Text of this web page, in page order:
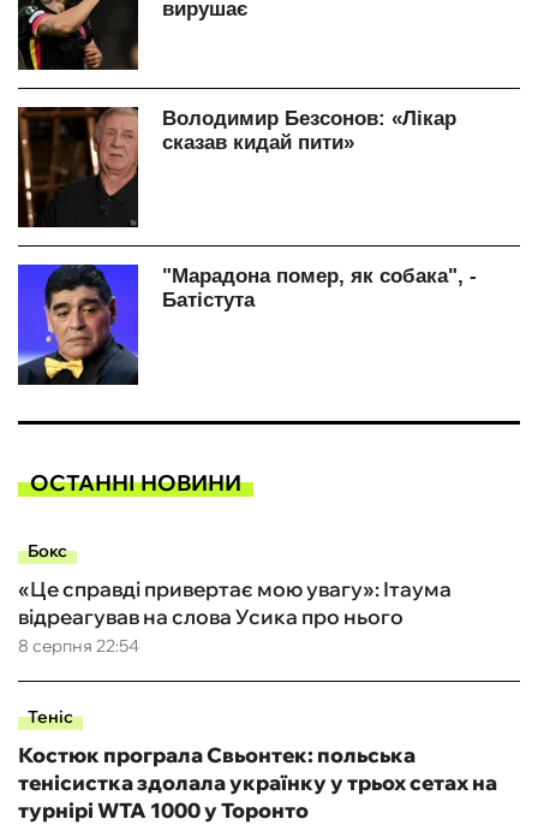
ОСТАННІ НОВИНИ
Бокс
8 серпня 22:54
«Це справді привертає мою увагу»: Ітаума
відреагував на слова Усика про нього
Теніс
Костюк програла Свьонтек: польська
тенісистка здолала українку у трьох сетах на
турнірі WTA 1000 у Торонто